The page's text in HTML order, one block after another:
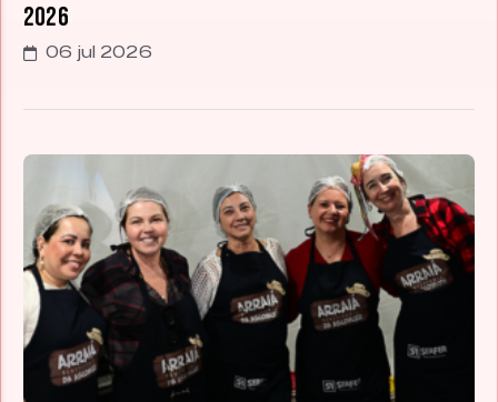
2026
06 jul 2026